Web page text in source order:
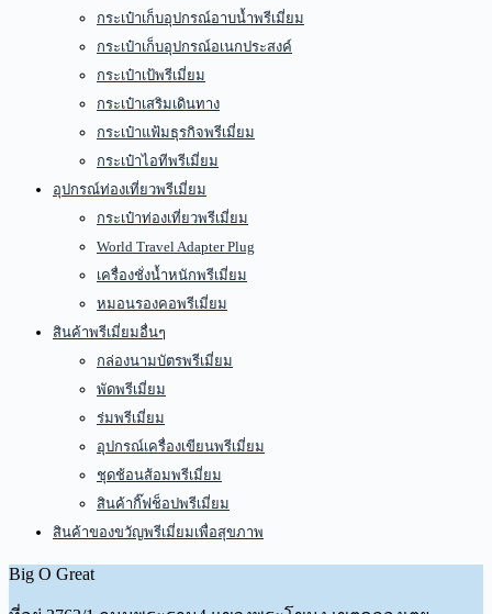
กระเป๋าเก็บอุปกรณ์อาบน้ำพรีเมี่ยม
กระเป๋าเก็บอุปกรณ์อเนกประสงค์
กระเป๋าเป้พรีเมี่ยม
กระเป๋าเสริมเดินทาง
กระเป๋าแฟ้มธุรกิจพรีเมี่ยม
กระเป๋าไอทีพรีเมี่ยม
อุปกรณ์ท่องเที่ยวพรีเมี่ยม
กระเป๋าท่องเที่ยวพรีเมี่ยม
World Travel Adapter Plug
เครื่องชั่งน้ำหนักพรีเมี่ยม
หมอนรองคอพรีเมี่ยม
สินค้าพรีเมี่ยมอื่นๆ
กล่องนามบัตรพรีเมี่ยม
พัดพรีเมี่ยม
ร่มพรีเมี่ยม
อุปกรณ์เครื่องเขียนพรีเมี่ยม
ชุดช้อนส้อมพรีเมี่ยม
สินค้ากิ๊ฟช็อปพรีเมี่ยม
สินค้าของขวัญพรีเมี่ยมเพื่อสุขภาพ
Big O Great